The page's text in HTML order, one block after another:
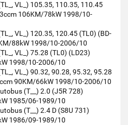
VL_) 105.35, 110.35, 110.45
106KM/78kW 1998/10-
VL_) 120.35, 120.45 (TL0) (BD-
88kW 1998/10-2006/10
VL_) 75.28 (TL0) (LD23)
1998/10-2006/10
VL_) 90.32, 90.28, 95.32, 95.28
90KM/66kW 1998/10-2006/10
(T__) 2.0 (J5R 728)
1985/06-1989/10
(T__) 2.4 D (S8U 731)
1986/09-1989/10